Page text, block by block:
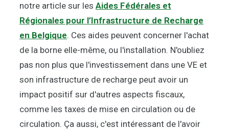
notre article sur les Aides Fédérales et
Régionales pour l’Infrastructure de Recharge
en Belgique. Ces aides peuvent concerner l'achat
de la borne elle-même, ou l'installation. N'oubliez
pas non plus que l'investissement dans une VE et
son infrastructure de recharge peut avoir un
impact positif sur d'autres aspects fiscaux,
comme les taxes de mise en circulation ou de
circulation. Ça aussi, c'est intéressant de l'avoir